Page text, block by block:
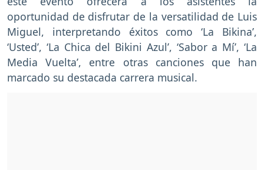
oportunidad de disfrutar de la versatilidad de Luis
Miguel, interpretando éxitos como ‘La Bikina’,
‘Usted’, ‘La Chica del Bikini Azul’, ‘Sabor a Mí’, ‘La
Media Vuelta’, entre otras canciones que han
marcado su destacada carrera musical.